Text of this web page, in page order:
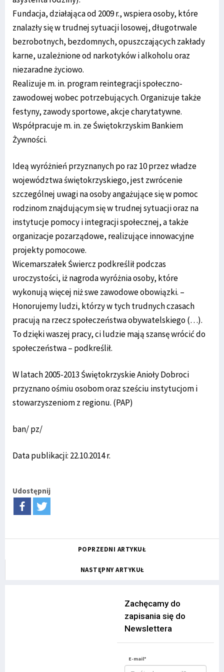
Fundacja, działająca od 2009 r., wspiera osoby, które
znalazły się w trudnej sytuacji losowej, długotrwale
bezrobotnych, bezdomnych, opuszczających zakłady
karne, uzależnione od narkotyków i alkoholu oraz
niezaradne życiowo.
Realizuje m. in. program reintegracji społeczno-
zawodowej wobec potrzebujących. Organizuje także
festyny, zawody sportowe, akcje charytatywne.
Współpracuje m. in. ze Świętokrzyskim Bankiem
Żywności.
Ideą wyróżnień przyznanych po raz 10 przez władze
województwa świętokrzyskiego, jest zwrócenie
szczególnej uwagi na osoby angażujące się w pomoc
rodzinom znajdującym się w trudnej sytuacji oraz na
instytucje pomocy i integracji społecznej, a także
organizacje pozarządowe, realizujące innowacyjne
projekty pomocowe.
Wicemarszałek Świercz podkreślił podczas
uroczystości, iż nagroda wyróżnia osoby, które
wykonują więcej niż swe zawodowe obowiązki. –
Honorujemy ludzi, którzy w tych trudnych czasach
pracują na rzecz społeczeństwa obywatelskiego (…).
To dzięki waszej pracy, ci ludzie mają szansę wrócić do
społeczeństwa – podkreślił.
W latach 2005-2013 Świętokrzyskie Anioły Dobroci
przyznano ośmiu osobom oraz sześciu instytucjom i
stowarzyszeniom z regionu. (PAP)
ban/ pz/
Data publikacji: 22.10.2014 r.
Udostępnij
POPRZEDNI ARTYKUŁ
NASTĘPNY ARTYKUŁ
Zachęcamy do
zapisania się do
Newslettera
E-mail*